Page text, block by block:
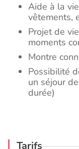
Aide à la
vêtements,
Projet de
moments
Montre
Possibilité
un séjour
durée)
Tarifs